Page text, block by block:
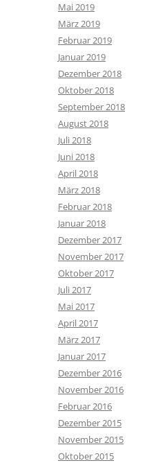
Mai 2019
März 2019
Februar 2019
Januar 2019
Dezember 2018
Oktober 2018
September 2018
August 2018
Juli 2018
Juni 2018
April 2018
März 2018
Februar 2018
Januar 2018
Dezember 2017
November 2017
Oktober 2017
Juli 2017
Mai 2017
April 2017
März 2017
Januar 2017
Dezember 2016
November 2016
Februar 2016
Dezember 2015
November 2015
Oktober 2015